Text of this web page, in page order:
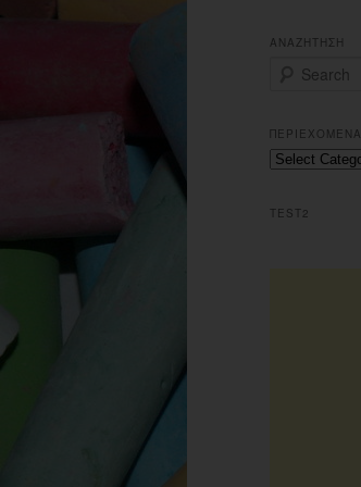
ΑΝΑΖΗΤΗΣΗ
r
c
h
ΠΕΡΙΕΧΟΜΕΝΑ
Περιεχομενα
TEST2